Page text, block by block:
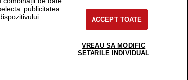
support@sfatulmedicului.ro
0374 109 268
publicitatea.
ACCEPT TOATE
VREAU SA MODIFIC
SETARILE INDIVIDUAL